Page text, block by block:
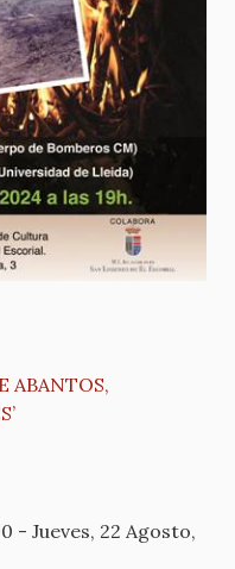
ABANTOS,
- Jueves, 22 Agosto,